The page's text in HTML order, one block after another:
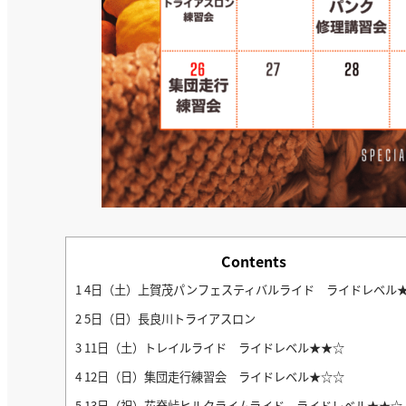
Contents
14日（土）上賀茂パンフェスティバルライド ライドレベ
25日（日）長良川トライアスロン
3 11日（土）トレイルライド ライドレベル★★☆
4 12日（日）集団走行練習会 ライドレベル★☆☆